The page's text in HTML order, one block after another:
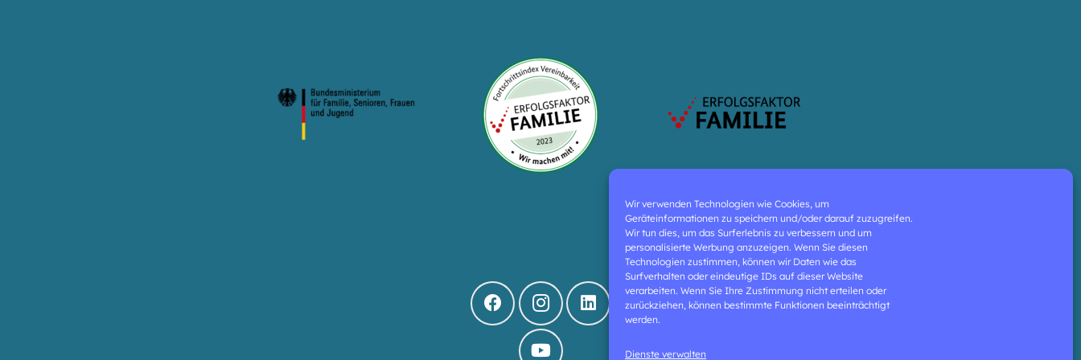
Wir verwenden Technologien wie Cookies, um
Geräteinformationen zu speichern und/oder darauf zuzugreifen.
Wir tun dies, um das Surferlebnis zu verbessern und um
personalisierte Werbung anzuzeigen. Wenn Sie diesen
Technologien zustimmen, können wir Daten wie das
Surfverhalten oder eindeutige IDs auf dieser Website
verarbeiten. Wenn Sie Ihre Zustimmung nicht erteilen oder
zurückziehen, können bestimmte Funktionen beeinträchtigt
werden.
Dienste verwalten